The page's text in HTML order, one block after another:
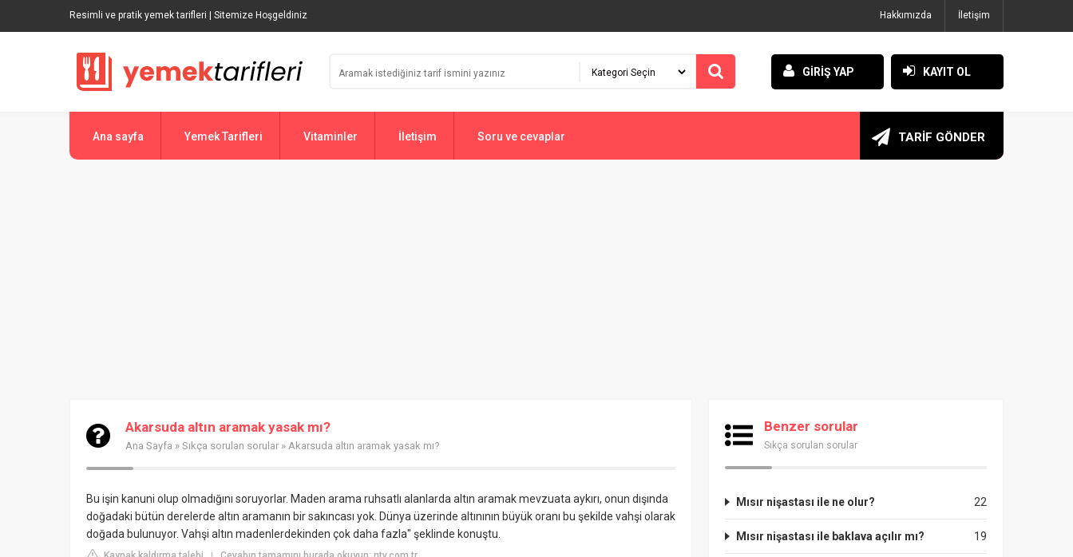
Resimli ve pratik yemek tarifleri | Sitemize Hoşgeldiniz Hakkımızda İletişim
GİRİŞ YAP KAYIT OL
Ana sayfa Yemek Tarifleri Vitaminler İletişim Soru ve cevaplar TARİF GÖNDER
Akarsuda altın aramak yasak mı?
Ana Sayfa » Sıkça sorulan sorular » Akarsuda altın aramak yasak mı?
Bu işin kanuni olup olmadığını soruyorlar. Maden arama ruhsatlı alanlarda altın aramak mevzuata aykırı, onun dışında
doğadaki bütün derelerde altın aramanın bir sakıncası yok. Dünya üzerinde altınının büyük oranı bu şekilde vahşi olarak
doğada bulunuyor. Vahşi altın madenlerdekinden çok daha fazla" şeklinde konuştu.
Benzer sorular
Sıkça sorulan sorular
22
Mısır nişastası ile ne olur?
19
Mısır nişastası ile baklava açılır mı?